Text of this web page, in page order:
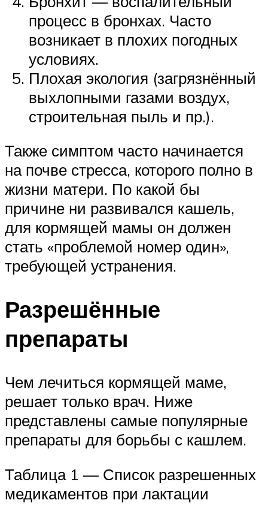
процесс в бронхах. Часто
возникает в плохих погодных
условиях.
Плохая экология (загрязнённый
выхлопными газами воздух,
строительная пыль и пр.).
Также симптом часто начинается
на почве стресса, которого полно в
жизни матери. По какой бы
причине ни развивался кашель,
для кормящей мамы он должен
стать «проблемой номер один»,
требующей устранения.
Разрешённые
препараты
Чем лечиться кормящей маме,
решает только врач. Ниже
представлены самые популярные
препараты для борьбы с кашлем.
Таблица 1 — Список разрешенных
медикаментов при лактации